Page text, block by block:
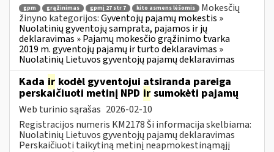
gpm grąžinimas gpmį 27 str 7 kito asmens lėšomis
Mokesčių
žinyno kategorijos:Gyventojų pajamų mokestis »
Nuolatinių gyventojų samprata, pajamos ir jų
deklaravimas » Pajamų mokesčio grąžinimo tvarka
2019 m. gyventojų pajamų ir turto deklaravimas »
Nuolatinių Lietuvos gyventojų pajamų deklaravimas
Kada ir kodėl gyventojui atsiranda pareiga
perskaičiuoti metinį NPD ir sumokėti pajamų
Web turinio sąrašas 2026-02-10
Registracijos numeris KM2178 Ši informacija skelbiama:
Nuolatinių Lietuvos gyventojų pajamų deklaravimas
Perskaičiuoti taikytiną metinį neapmokestinąmąjį